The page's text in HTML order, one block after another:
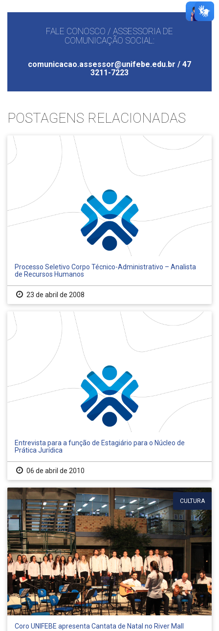
FALE CONOSCO / ASSESSORIA DE
COMUNICAÇÃO SOCIAL:
comunicacao.assessor@unifebe.edu.br / 47
3211-7223
POSTAGENS RELACIONADAS
Processo Seletivo Corpo Técnico-Administrativo – Analista
de Recursos Humanos
23 de abril de 2008
Entrevista para a função de Estagiário para o Núcleo de
Prática Jurídica
06 de abril de 2010
CULTURA
Coro UNIFEBE apresenta Cantata de Natal no River Mall